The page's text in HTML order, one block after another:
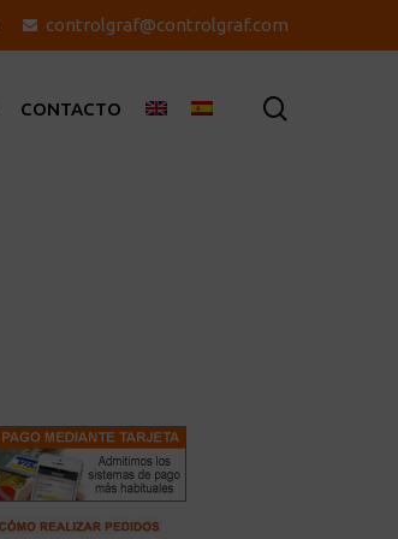
controlgraf@controlgraf.com
CONTACTO